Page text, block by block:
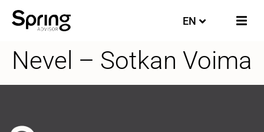
EN
FI
Nevel – Sotkan Voima